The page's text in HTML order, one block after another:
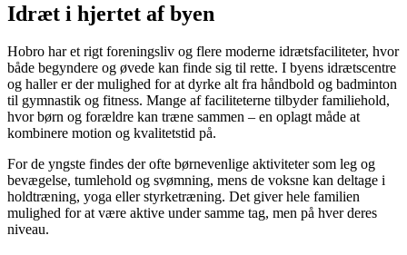
Idræt i hjertet af byen
Hobro har et rigt foreningsliv og flere moderne idrætsfaciliteter, hvor
både begyndere og øvede kan finde sig til rette. I byens idrætscentre
og haller er der mulighed for at dyrke alt fra håndbold og badminton
til gymnastik og fitness. Mange af faciliteterne tilbyder familiehold,
hvor børn og forældre kan træne sammen – en oplagt måde at
kombinere motion og kvalitetstid på.
For de yngste findes der ofte børnevenlige aktiviteter som leg og
bevægelse, tumlehold og svømning, mens de voksne kan deltage i
holdtræning, yoga eller styrketræning. Det giver hele familien
mulighed for at være aktive under samme tag, men på hver deres
niveau.